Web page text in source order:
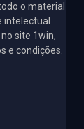
o material
intelectual
site 1win,
e condições.